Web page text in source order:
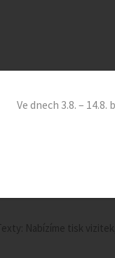
Vizitka o nás říká mnohé,
vysázená. našim
s reliéfní ražbou, ražbou
Nabízíme tisk
Ve dnech 3.8. –